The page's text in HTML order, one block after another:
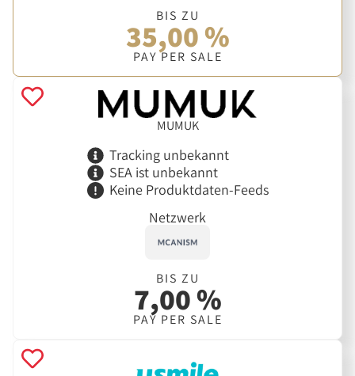
BIS ZU
35,00 %
PAY PER SALE
MUMUK
Tracking unbekannt
SEA ist unbekannt
Keine Produktdaten-Feeds
Netzwerk
BIS ZU
7,00 %
PAY PER SALE